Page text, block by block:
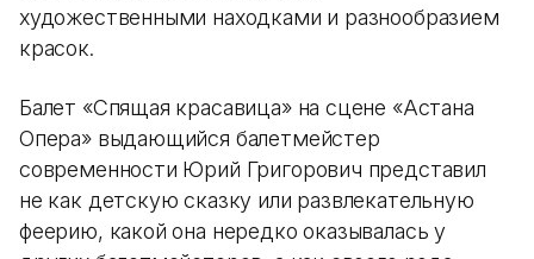
художественными находками и разнообразием
красок.
Балет «Спящая красавица» на сцене «Астана
Опера» выдающийся балетмейстер
современности Юрий Григорович представил
не как детскую сказку или развлекательную
феерию, какой она нередко оказывалась у